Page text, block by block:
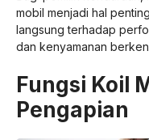
mobil menjadi hal
langsung terhadap
dan kenyamanan
Fungsi Koil
Pengapian